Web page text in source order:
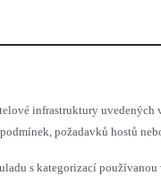
infrastruktury uvedených
požadavků hostů
s kategorizací používanou